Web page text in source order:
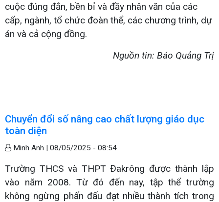
cuộc đúng đắn, bền bỉ và đầy nhân văn của các
cấp, ngành, tổ chức đoàn thể, các chương trình, dự
án và cả cộng đồng.
Nguồn tin: Báo Quảng Trị
Chuyển đổi số nâng cao chất lượng giáo dục
toàn diện
Minh Anh | 08/05/2025 - 08:54
Trường THCS và THPT Đakrông được thành lập
vào năm 2008. Từ đó đến nay, tập thể trường
không ngừng phấn đấu đạt nhiều thành tích trong